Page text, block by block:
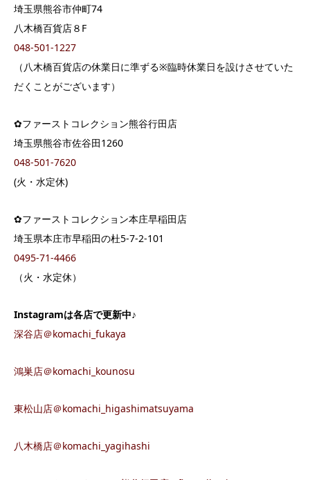
埼玉県熊谷市仲町74
八木橋百貨店８F
048-501-1227
（八木橋百貨店の休業日に準ずる※臨時休業日を設けさせていた
だくことがございます）
✿ファーストコレクション熊谷行田店
埼玉県熊谷市佐谷田1260
048-501-7620
(火・水定休)
✿ファーストコレクション本庄早稲田店
埼玉県本庄市早稲田の杜5-7-2-101
0495-71-4466
（火・水定休）
Instagramは各店で更新中♪
深谷店＠komachi_fukaya
鴻巣店＠komachi_kounosu
東松山店＠komachi_higashimatsuyama
八木橋店＠komachi_yagihashi